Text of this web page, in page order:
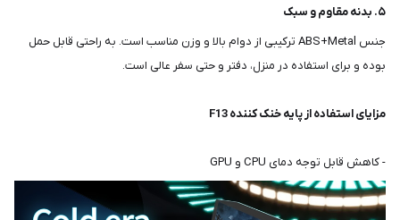
۵. بدنه مقاوم و سبک
جنس ABS+Metal ترکیبی از دوام بالا و وزن مناسب است. به راحتی قابل حمل
بوده و برای استفاده در منزل، دفتر و حتی سفر عالی است.
مزایای استفاده از پایه خنک کننده F13
- کاهش قابل توجه دمای CPU و GPU